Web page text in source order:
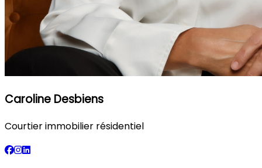
Caroline Desbiens
Courtier immobilier résidentiel